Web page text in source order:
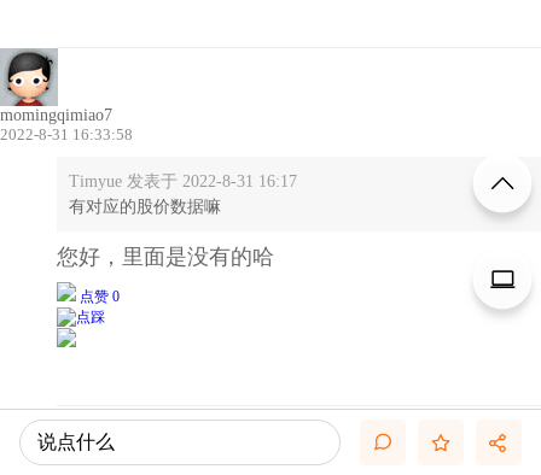
momingqimiao7
2022-8-31 16:33:58
Timyue 发表于 2022-8-31 16:17
有对应的股价数据嘛
您好，里面是没有的哈
点赞 0
点击查看更多内容…
说点什么